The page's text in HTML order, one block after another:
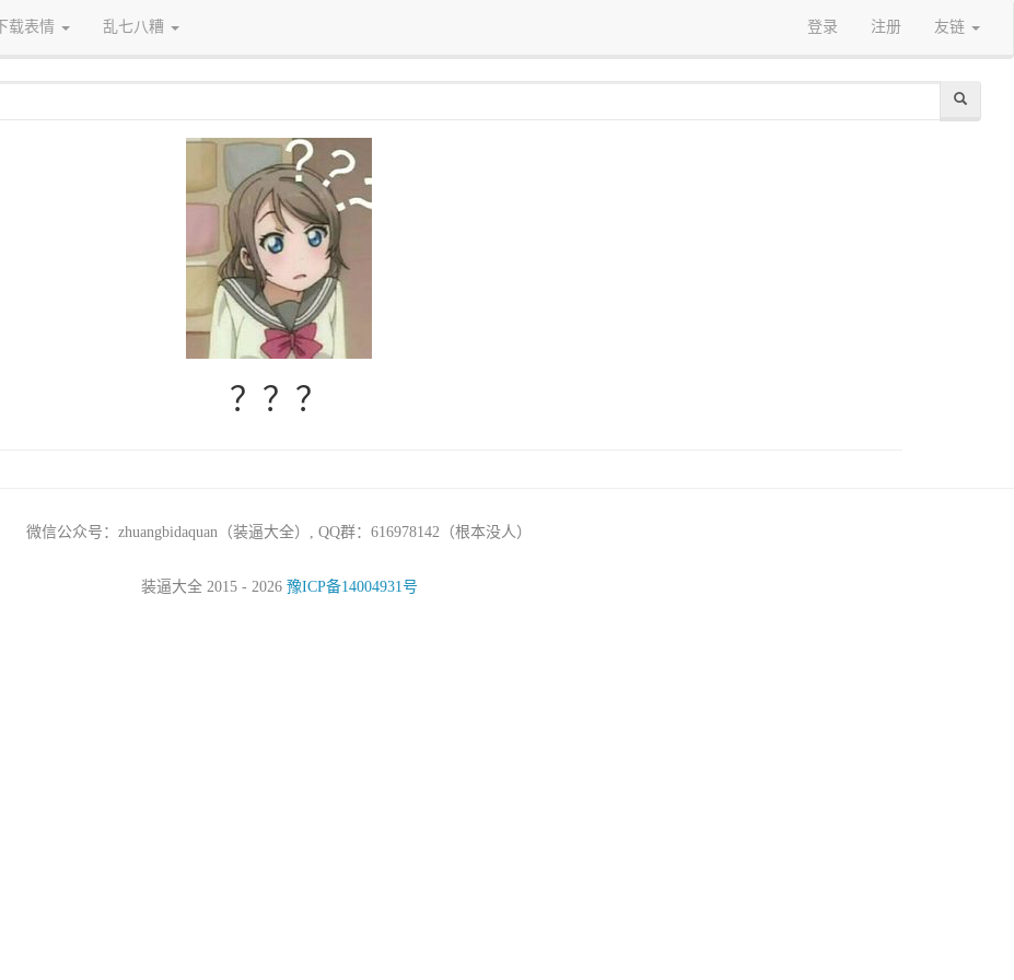
下载表情 乱七八糟 登录 注册 友链
？？？
微信公众号：zhuangbidaquan（装逼大全）, QQ群：616978142（根本没人）
装逼大全 2015 - 2026 豫ICP备14004931号